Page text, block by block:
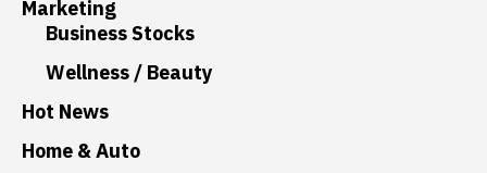
Marketing
Business Stocks
Wellness / Beauty
Hot News
Home & Auto